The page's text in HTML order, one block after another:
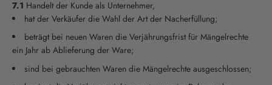
7.1 Handelt der Kunde als Unternehmer,
hat der Verkäufer die Wahl der Art der Nacherfüllung;
beträgt bei neuen Waren die Verjährungsfrist für Mängelrechte
ein Jahr ab Ablieferung der Ware;
sind bei gebrauchten Waren die Mängelrechte ausgeschlossen;